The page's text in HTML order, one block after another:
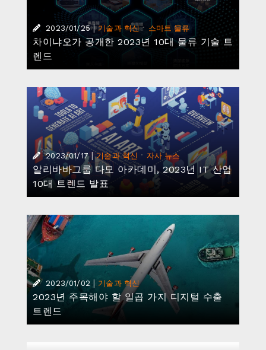
2023/01/25 | 기술과 혁신· 스마트 물류
차이냐오가 공개한 2023년 10대 물류 기술 트
렌드
2023/01/17 | 기술과 혁신 · 자사 뉴스
알리바바그룹 다모 아카데미, 2023년 IT 산업
10대 트렌드 발표
2023/01/02 | 기술과 혁신
2023년 주목해야 할 일곱 가지 디지털 수출
트렌드